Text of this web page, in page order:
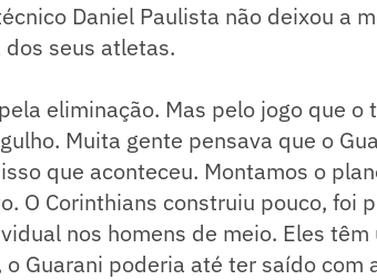
Daniel Paulista não deixou a
seus atletas.
eliminação. Mas pelo jogo que o
Muita gente pensava que o
que aconteceu. Montamos o
O Corinthians construiu pouco, foi
nos homens de meio. Eles têm
Guarani poderia até ter saído com